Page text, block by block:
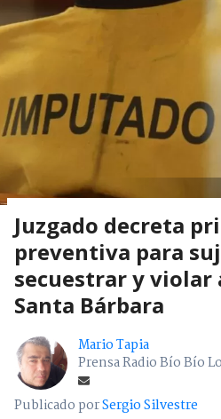
Juzgado decreta
preventiva para
secuestrar y violar
Santa Bárbara
Mario Tapia
Prensa Radio Bío Bío
Publicado porSergio Silvestre